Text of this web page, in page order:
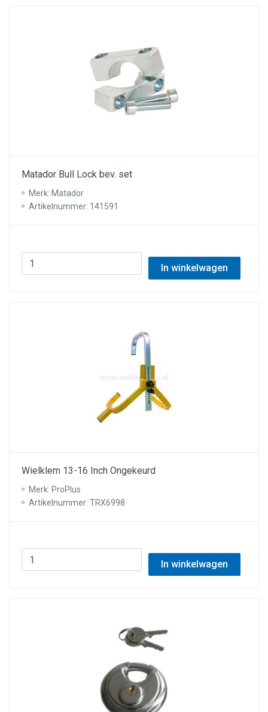
Matador Bull Lock bev. set
Merk: Matador
Artikelnummer: 141591
In winkelwagen
Wielklem 13-16 Inch Ongekeurd
Merk: ProPlus
Artikelnummer: TRX6998
In winkelwagen